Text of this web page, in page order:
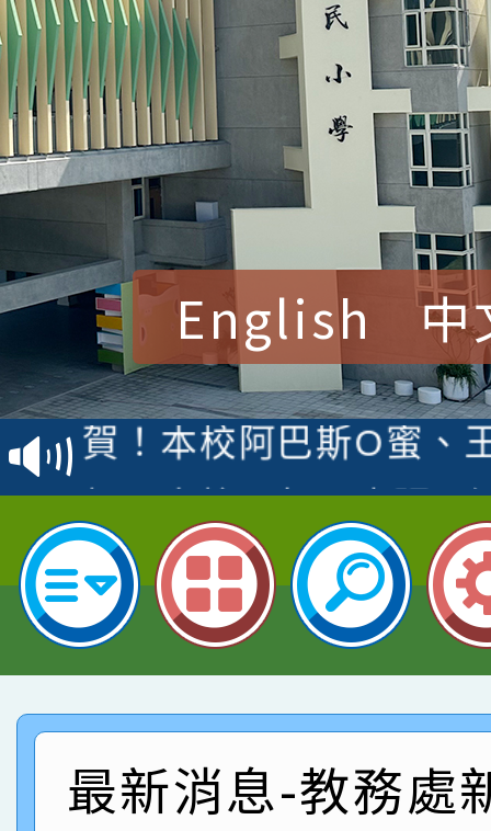
English 中
賀！本校參加桃園市中
賽 洪綺君教師榮獲社
名
賀！本校阿巴斯O蜜、
倩參加桃園市科展 國
名 指導老師王老師、
賀！本校四年二班張O
園市英語競賽國小朗讀
指導老師林老師
賀！本校參加桃園市中
賽 劉文瑛教師榮獲教
臺灣台語-第二名
賀！本校參與2026世
市賽榮獲科學小創客佳
創客第三名。
賀！本校參加桃園市中
賽 洪綺君教師榮獲社
名
賀！本校阿巴斯O蜜、
倩參加桃園市科展 國
賀！本校四年二班張O
最新消息-教務處